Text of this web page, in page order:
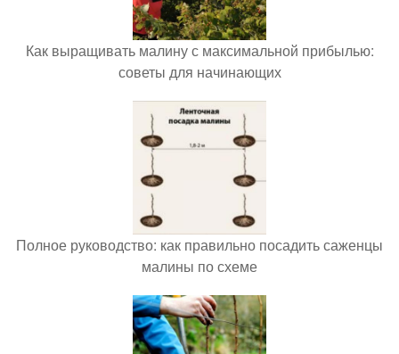
Как выращивать малину с максимальной прибылью:
советы для начинающих
Полное руководство: как правильно посадить саженцы
малины по схеме